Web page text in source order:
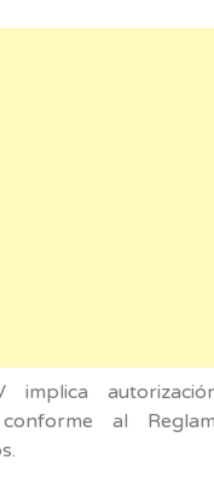
implica
conforme al